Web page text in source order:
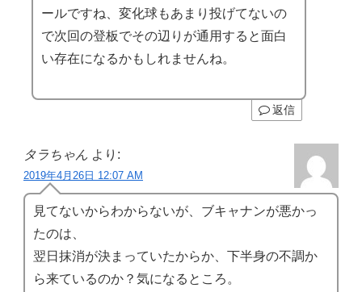
ールですね、変化球もあまり投げてないの
で次回の登板でその辺りが通用すると面白
い存在になるかもしれませんね。
返信
タラちゃん より:
2019年4月26日 12:07 AM
見てないからわからないが、ブキャナンが悪かっ
たのは、
翌日抹消が決まっていたからか、下半身の不調か
ら来ているのか？気になるところ。